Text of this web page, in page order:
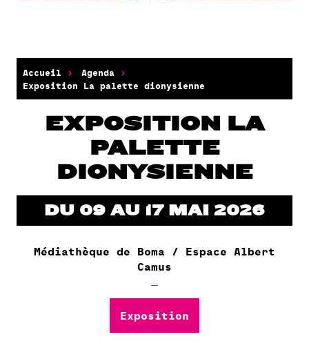
Accueil
Agenda
Exposition La palette dionysienne
EXPOSITION LA
PALETTE
DIONYSIENNE
DU 09 AU 17 MAI 2026
Médiathèque de Boma / Espace Albert
Camus
Exposition